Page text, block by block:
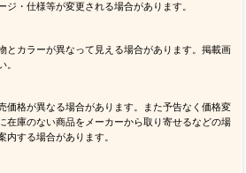
ジ・仕様等が変更される場合があります。
とカラーが異なって見える場合があります。掲載画
。
価格が異なる場合があります。また予告なく価格変
在庫のない商品をメーカーから取り寄せるなどの場
内する場合があります。